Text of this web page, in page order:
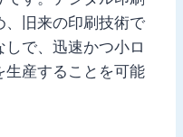
、旧来の印刷技術で
で、迅速かつ小ロ
生産することを可能